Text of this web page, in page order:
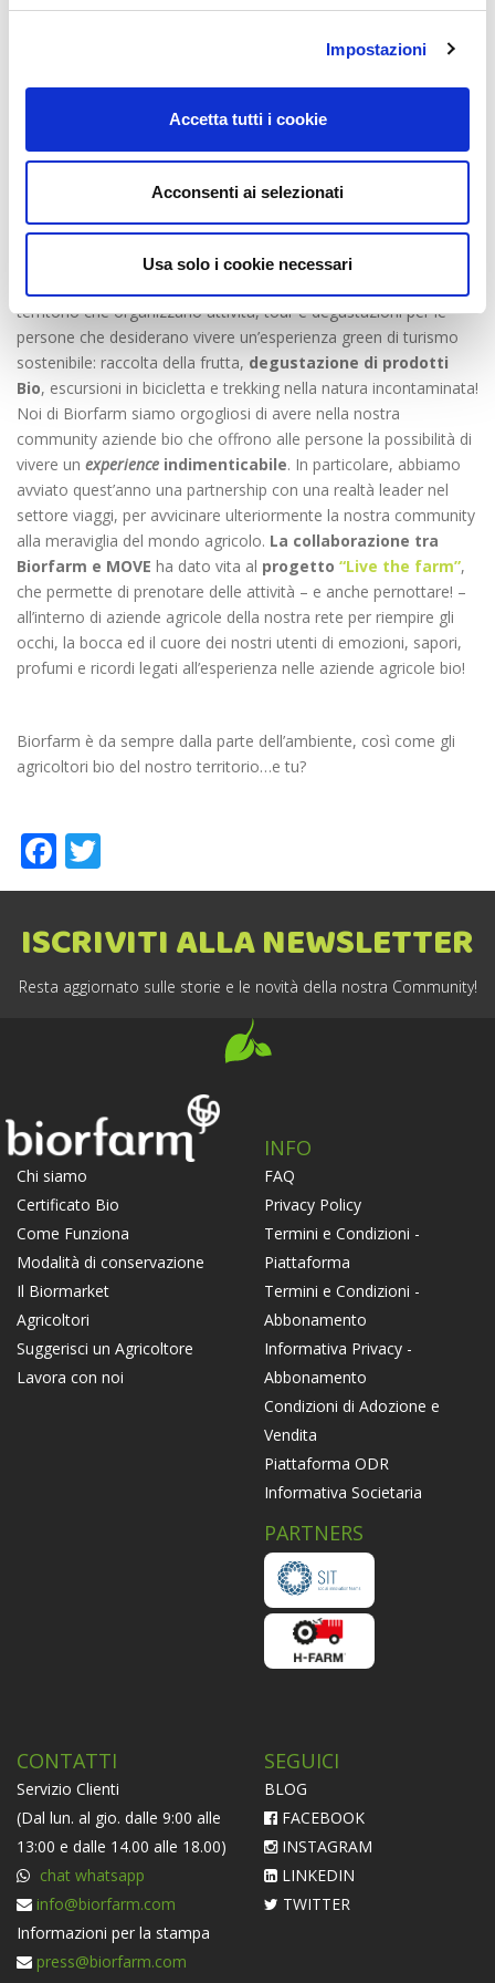
Impostazioni
Accetta tutti i cookie
Acconsenti ai selezionati
Usa solo i cookie necessari
cultura
Ami
viaggiare?
modo
Valorizzando
il territorio e le sue tradizioni a stretto contatto con la natura.
territorio che organizzano attività, tour e degustazioni per le
persone che desiderano vivere un’esperienza green di turismo
sostenibile: raccolta della frutta, degustazione di prodotti
Bio, escursioni in bicicletta e trekking nella natura incontaminata!
Noi di Biorfarm siamo orgogliosi di avere nella nostra
community aziende bio che offrono alle persone la possibilità di
vivere un experience indimenticabile. In particolare, abbiamo
avviato quest’anno una partnership con una realtà leader nel
settore viaggi, per avvicinare ulteriormente la nostra community
alla meraviglia del mondo agricolo. La collaborazione tra
Biorfarm e MOVE ha dato vita al progetto “Live the farm”,
che permette di prenotare delle attività – e anche pernottare! –
all’interno di aziende agricole della nostra rete per riempire gli
occhi, la bocca ed il cuore dei nostri utenti di emozioni, sapori,
profumi e ricordi legati all’esperienza nelle aziende agricole bio!
Biorfarm è da sempre dalla parte dell’ambiente, così come gli
agricoltori bio del nostro territorio…e tu?
Facebook
ISCRIVITI ALLA NEWSLETTER
Resta aggiornato sulle storie e le novità della nostra Community!
Chi siamo
Certificato Bio
Come Funziona
Modalità di conservazione
Il Biormarket
Agricoltori
Suggerisci un Agricoltore
Lavora con noi
INFO
FAQ
Privacy Policy
Termini e Condizioni -
Piattaforma
Termini e Condizioni -
Abbonamento
Informativa Privacy -
Abbonamento
Condizioni di Adozione e
Vendita
Piattaforma ODR
Informativa Societaria
PARTNERS
CONTATTI
Servizio Clienti
(Dal lun. al gio. dalle 9:00 alle
13:00 e dalle 14.00 alle 18.00)
chat whatsapp
info@biorfarm.com
Informazioni per la stampa
press@biorfarm.com
SEGUICI
BLOG
FACEBOOK
INSTAGRAM
LINKEDIN
TWITTER